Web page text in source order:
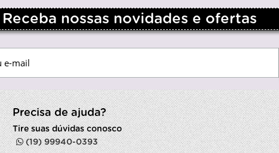
Receba nossas novidades e ofertas
Precisa de ajuda?
Tire suas dúvidas conosco
(19) 99940-0393